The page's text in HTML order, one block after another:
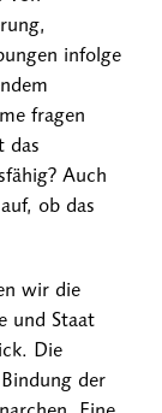
infolge
fragen
das
Auch
ob das
wir die
und Staat
Die
der